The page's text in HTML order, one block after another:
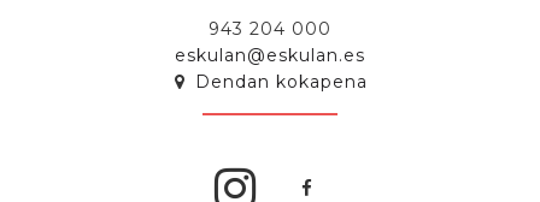
943 204 000
eskulan@eskulan.es
Dendan kokapena